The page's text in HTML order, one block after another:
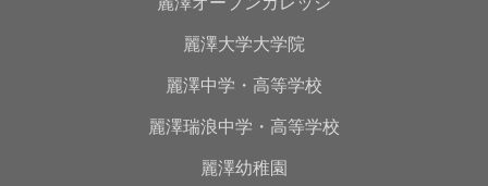
麗澤大学大学院
麗澤中学・高等学校
麗澤瑞浪中学・高等学校
麗澤幼稚園